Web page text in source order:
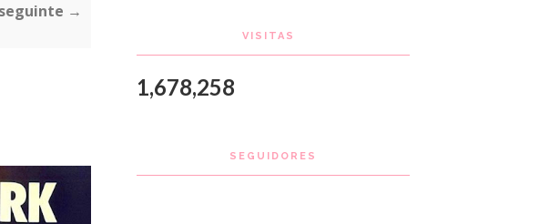
→
VISITAS
1,678,258
SEGUIDORES